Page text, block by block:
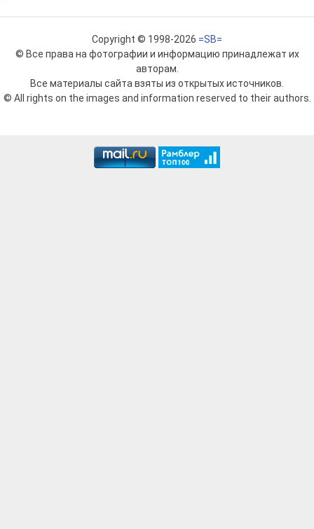
Copyright © 1998-2026 =SB=
© Все права на фотографии и информацию принадлежат их
авторам.
Все материалы сайта взяты из открытых источников.
© All rights on the images and information reserved to their authors.